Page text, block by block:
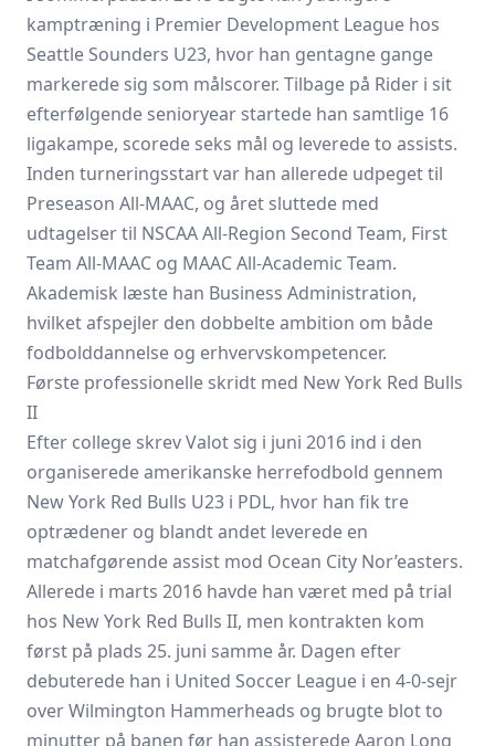
kamptræning i Premier Development League hos
Seattle Sounders U23, hvor han gentagne gange
markerede sig som målscorer. Tilbage på Rider i sit
efterfølgende senioryear startede han samtlige 16
ligakampe, scorede seks mål og leverede to assists.
Inden turneringsstart var han allerede udpeget til
Preseason All-MAAC, og året sluttede med
udtagelser til NSCAA All-Region Second Team, First
Team All-MAAC og MAAC All-Academic Team.
Akademisk læste han Business Administration,
hvilket afspejler den dobbelte ambition om både
fodbolddannelse og erhvervskompetencer.
Første professionelle skridt med New York Red Bulls
II
Efter college skrev Valot sig i juni 2016 ind i den
organiserede amerikanske herrefodbold gennem
New York Red Bulls U23 i PDL, hvor han fik tre
optrædener og blandt andet leverede en
matchafgørende assist mod Ocean City Nor’easters.
Allerede i marts 2016 havde han været med på trial
hos New York Red Bulls II, men kontrakten kom
først på plads 25. juni samme år. Dagen efter
debuterede han i United Soccer League i en 4-0-sejr
over Wilmington Hammerheads og brugte blot to
minutter på banen før han assisterede Aaron Long